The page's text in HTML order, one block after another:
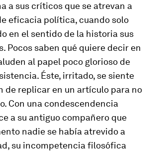
a sus críticos que se atrevan a
eficacia política, cuando solo
en el sentido de la historia sus
Pocos saben qué quiere decir en
al papel poco glorioso de
Éste, irritado, se siente
de replicar en un artículo para no
Con una condescendencia
a su antiguo compañero que
nadie se había atrevido a
su incompetencia filosófica